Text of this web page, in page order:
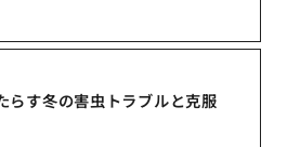
らす冬の害虫トラブルと克服